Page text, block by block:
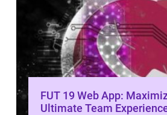
FUT 19 Web App:
Ultimate Team